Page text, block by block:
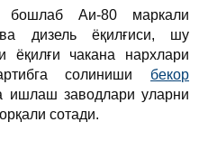
Аи-80 маркали
дизель ёқилғиси, шу
чакана нархлари
солиниши бекор
ишлаш заводлари уларни
сотади.